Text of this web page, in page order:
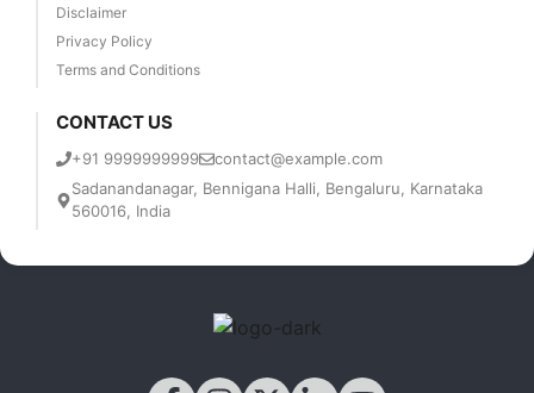
Disclaimer
Privacy Policy
Terms and Conditions
CONTACT US
+91 9999999999
contact@example.com
Sadanandanagar, Bennigana Halli, Bengaluru, Karnataka
560016, India